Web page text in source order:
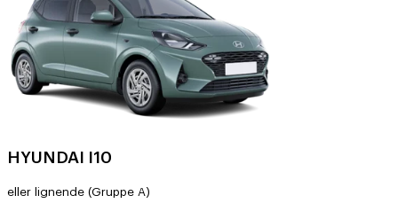
HYUNDAI I10
eller lignende (Gruppe A)